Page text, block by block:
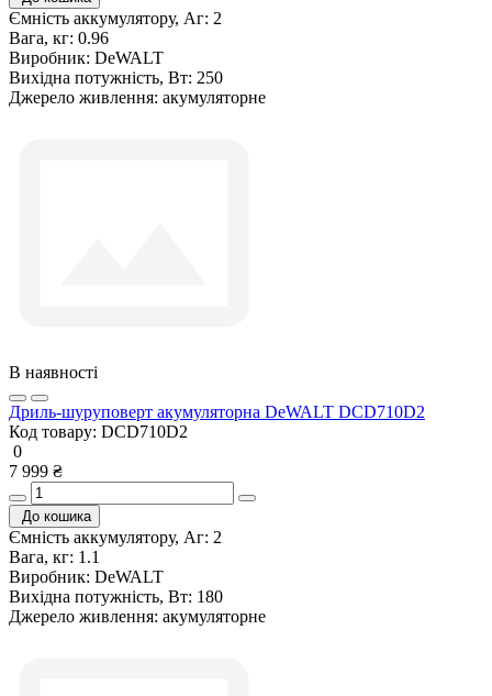
Ємність аккумулятору, Аг: 2
Вага, кг: 0.96
Виробник: DeWALT
Вихідна потужність, Вт: 250
Джерело живлення: акумуляторне
В наявності
Дриль-шуруповерт акумуляторна DeWALT DCD710D2
Код товару: DCD710D2
0
7 999 ₴
До кошика
Ємність аккумулятору, Аг: 2
Вага, кг: 1.1
Виробник: DeWALT
Вихідна потужність, Вт: 180
Джерело живлення: акумуляторне